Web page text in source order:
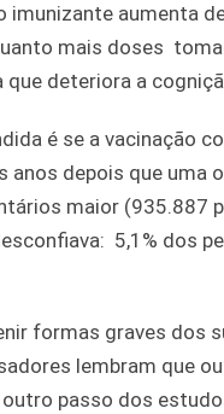
aumenta
mais doses
deteriora a
é se a vacinação
anos depois que uma
maior (935.887
5,1% dos
formas graves
lembram que
passo dos